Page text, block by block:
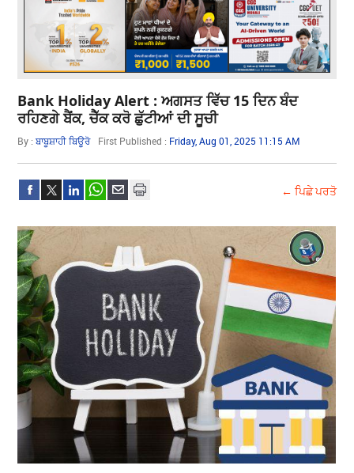
Bank Holiday Alert : ਅਗਸਤ ਵਿੱਚ 15 ਦਿਨ ਬੰਦ
ਰਹਿਣਗੇ ਬੈਂਕ, ਚੈੱਕ ਕਰੋ ਛੁੱਟੀਆਂ ਦੀ ਸੂਚੀ
By :ਬਾਬੂਸ਼ਾਹੀ ਬਿਊਰੋ First Published : Friday, Aug 01, 2025 11:15 AM
← ਪਿਛੇ ਪਰਤੋ